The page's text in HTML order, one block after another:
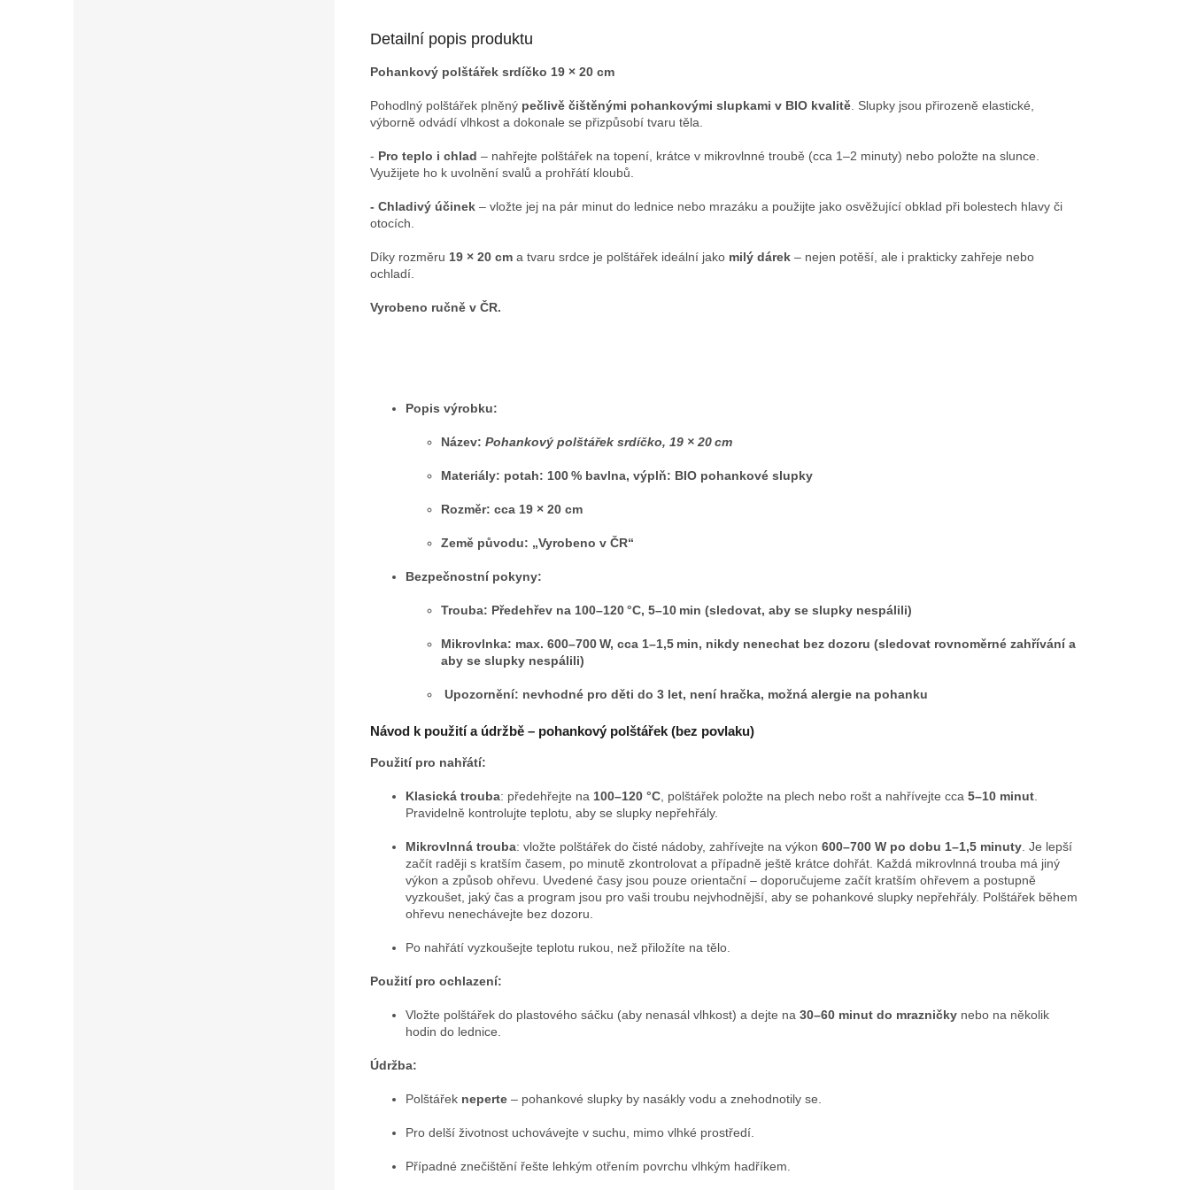
Detailní popis produktu
Pohankový polštářek srdíčko 19 × 20 cm
Pohodlný polštářek plněný pečlivě čištěnými pohankovými slupkami v BIO kvalitě . Slupky jsou přirozeně elastické,
výborně odvádí vlhkost a dokonale se přizpůsobí tvaru těla.
- Pro teplo i chlad – nahřejte polštářek na topení, krátce v mikrovlnné troubě (cca 1–2 minuty) nebo položte na slunce.
Využijete ho k uvolnění svalů a prohřátí kloubů.
- Chladivý účinek – vložte jej na pár minut do lednice nebo mrazáku a použijte jako osvěžující obklad při bolestech hlavy či
otocích.
Díky rozměru 19 × 20 cm a tvaru srdce je polštářek ideální jako milý dárek – nejen potěší, ale i prakticky zahřeje nebo
ochladí.
Vyrobeno ručně v ČR.
Popis výrobku:
Název: Pohankový polštářek srdíčko, 19 × 20 cm
Materiály: potah: 100 % bavlna, výplň: BIO pohankové slupky
Rozměr: cca 19 × 20 cm
Země původu: „Vyrobeno v ČR“
Bezpečnostní pokyny:
Trouba: Předehřev na 100–120 °C, 5–10 min (sledovat, aby se slupky nespálili)
Mikrovlnka: max. 600–700 W, cca 1–1,5 min, nikdy nenechat bez dozoru (sledovat rovnoměrné zahřívání a
aby se slupky nespálili)
Upozornění: nevhodné pro děti do 3 let, není hračka, možná alergie na pohanku
Návod k použití a údržbě – pohankový polštářek (bez povlaku)
Použití pro nahřátí:
Klasická trouba: předehřejte na 100–120 °C , polštářek položte na plech nebo rošt a nahřívejte cca 5–10 minut
Pravidelně kontrolujte teplotu, aby se slupky nepřehřály.
Mikrovlnná trouba: vložte polštářek do čisté nádoby, zahřívejte na výkon 600–700 W po dobu 1–1,5 minuty . Je lepší
začít raději s kratším časem, po minutě zkontrolovat a případně ještě krátce dohřát. Každá mikrovlnná trouba má jiný
výkon a způsob ohřevu. Uvedené časy jsou pouze orientační – doporučujeme začít kratším ohřevem a postupně
vyzkoušet, jaký čas a program jsou pro vaši troubu nejvhodnější, aby se pohankové slupky nepřehřály. Polštářek během
ohřevu nenechávejte bez dozoru.
Po nahřátí vyzkoušejte teplotu rukou, než přiložíte na tělo.
Použití pro ochlazení:
Vložte polštářek do plastového sáčku (aby nenasál vlhkost) a dejte na 30–60 minut do mrazničky nebo na několik
hodin do lednice.
Údržba:
Polštářek neperte – pohankové slupky by nasákly vodu a znehodnotily se.
Pro delší životnost uchovávejte v suchu, mimo vlhké prostředí.
Případné znečištění řešte lehkým otřením povrchu vlhkým hadříkem.